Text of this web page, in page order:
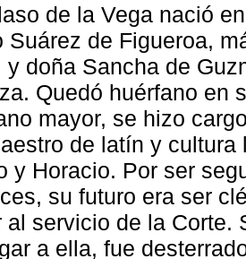
de la Vega nació
Suárez de Figueroa,
y doña Sancha de
Quedó huérfano en
mayor, se hizo
de latín y
y Horacio. Por ser
su futuro era ser
al servicio de la Corte.
a ella, fue